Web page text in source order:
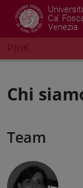
Ca'
Venezia
PInK
Chi
Team